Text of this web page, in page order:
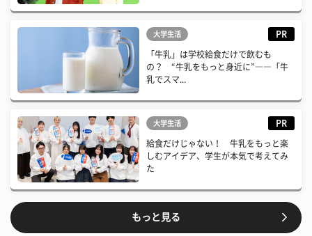
大学生活 PR
「牛乳」は学校給食だけで飲むも
の？ “牛乳をもっと身近に”――「牛
乳でスマ...
大学生活 PR
給食だけじゃない！ 牛乳をもっと楽
しむアイデア、学生が本気で考えてみ
た
もっと見る